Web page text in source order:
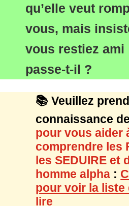
qu’elle veut
vous, mais
vous restiez ami
passe-t-il ?
📚 Veuillez
connaissance de
pour vous aider
comprendre les
les SEDUIRE et
homme alpha :
pour voir la liste
lire